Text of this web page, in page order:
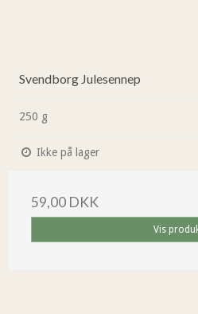
Svendborg Julesennep
250 g
Ikke på lager
59,00 DKK
Vis